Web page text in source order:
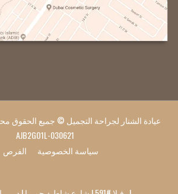
عيادة الشنار لجراحة التجميل © جميع الحقوق
AJB2GO1L-030621
سياسة الخصوصية
الفرص